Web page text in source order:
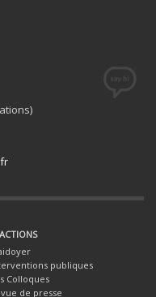
publiques
Colloques
de presse